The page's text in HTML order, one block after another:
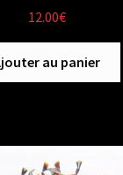
12.00€
au panier